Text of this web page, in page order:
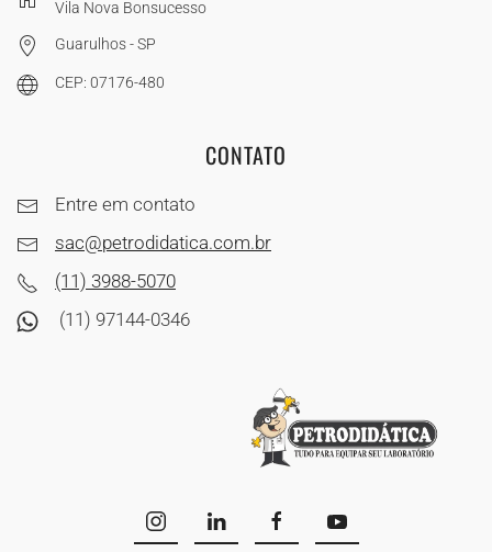
Vila Nova Bonsucesso
Guarulhos - SP
CEP: 07176-480
CONTATO
Entre em contato
sac@petrodidatica.com.br
(11) 3988-5070
(11) 97144-0346